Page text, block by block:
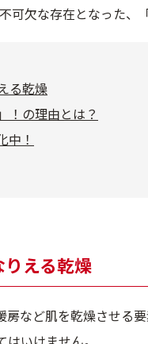
可欠な存在となった、
る乾燥
！の理由とは？
中！
える乾燥
など肌を乾燥させる